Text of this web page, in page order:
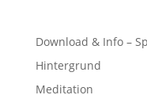
Download & Info –
Hintergrund
Meditation